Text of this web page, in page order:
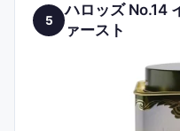
5
ハロッズ No.14
ァースト